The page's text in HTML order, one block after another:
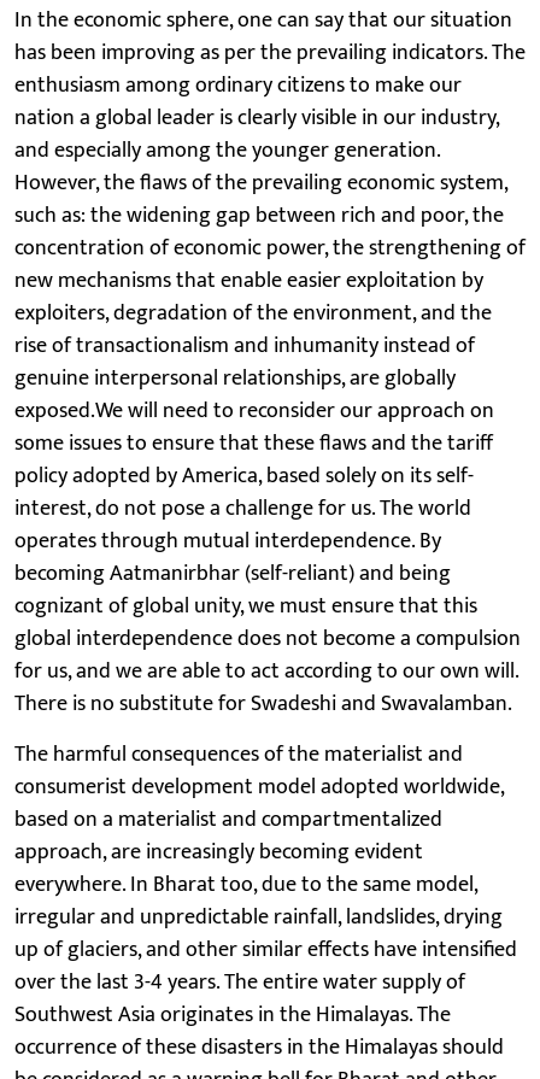
In the economic sphere, one can say that our situation
has been improving as per the prevailing indicators. The
enthusiasm among ordinary citizens to make our
nation a global leader is clearly visible in our industry,
and especially among the younger generation.
However, the flaws of the prevailing economic system,
such as: the widening gap between rich and poor, the
concentration of economic power, the strengthening of
new mechanisms that enable easier exploitation by
exploiters, degradation of the environment, and the
rise of transactionalism and inhumanity instead of
genuine interpersonal relationships, are globally
exposed.We will need to reconsider our approach on
some issues to ensure that these flaws and the tariff
policy adopted by America, based solely on its self-
interest, do not pose a challenge for us. The world
operates through mutual interdependence. By
becoming Aatmanirbhar (self-reliant) and being
cognizant of global unity, we must ensure that this
global interdependence does not become a compulsion
for us, and we are able to act according to our own will.
There is no substitute for Swadeshi and Swavalamban.
The harmful consequences of the materialist and
consumerist development model adopted worldwide,
based on a materialist and compartmentalized
approach, are increasingly becoming evident
everywhere. In Bharat too, due to the same model,
irregular and unpredictable rainfall, landslides, drying
up of glaciers, and other similar effects have intensified
over the last 3-4 years. The entire water supply of
Southwest Asia originates in the Himalayas. The
occurrence of these disasters in the Himalayas should